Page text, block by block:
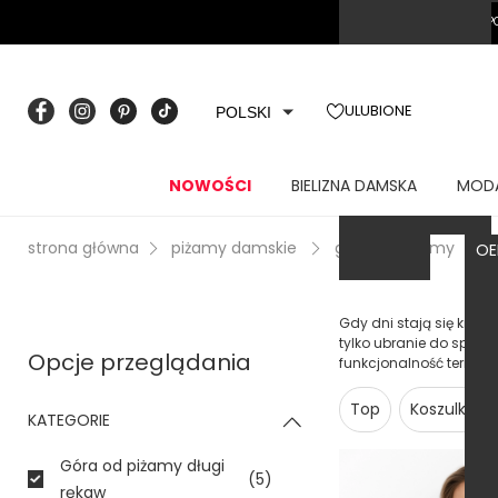
POLSKI ULUBIONE
NOWOŚCI BIELIZNA DAMSKA
strona główna piżamy damskie góra od piżamy
Opcje przeglądania
KATEGORIE
Góra od piżamy długi
rękaw
(5)
Gdy dni stają się
tylko ubranie do
funkcjonalność
Top Koszulka